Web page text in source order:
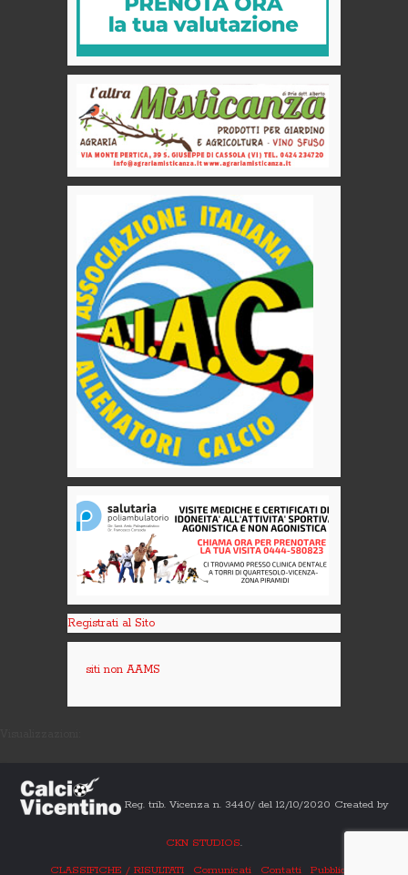
Registrati al Sito
siti non AAMS
Reg. trib. Vicenza n. 3440/ del 12/10/2020 Created by
CKN STUDIOS.
CLASSIFICHE / RISULTATI
Comunicati Contatti Pubblicità